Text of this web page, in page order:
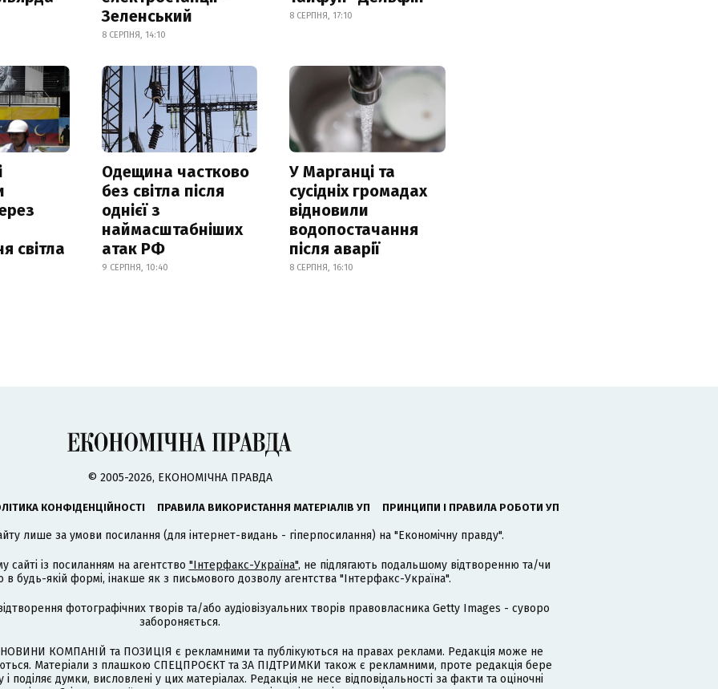
Зеленський
8 СЕРПНЯ, 14:10
8 СЕРПНЯ, 17:10
світла
Одещина частково
без світла після
однієї з
наймасштабніших
атак РФ
9 СЕРПНЯ, 10:40
У Марганці та
сусідніх громадах
відновили
водопостачання
після аварії
8 СЕРПНЯ, 16:10
© 2005-2026, ЕКОНОМІЧНА ПРАВДА
КОНФІДЕНЦІЙНОСТІ ПРАВИЛА ВИКОРИСТАННЯ МАТЕРІАЛІВ УП ПРИНЦИПИ І ПРАВИЛА РОБОТИ УП
лише за умови посилання (для інтернет-видань - гіперпосилання) на "Економічну правду".
сайті із посиланням на агентство "Інтерфакс-Україна", не підлягають подальшому відтворенню та/чи
будь-якій формі, інакше як з письмового дозволу агентства "Інтерфакс-Україна".
фотографічних творів та/або аудіовізуальних творів правовласника Getty Images - суворо
забороняється.
НОВИНИ КОМПАНІЙ та ПОЗИЦІЯ є рекламними та публікуються на правах реклами. Редакція може не
Матеріали з плашкою СПЕЦПРОЄКТ та ЗА ПІДТРИМКИ також є рекламними, проте редакція бере
поділяє думки, висловлені у цих матеріалах. Редакція не несе відповідальності за факти та оціночні